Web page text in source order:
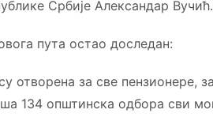
Србије Александар Вучић.
пута остао доследан:
отворена за све пензионере,
134 општинска одбора сви